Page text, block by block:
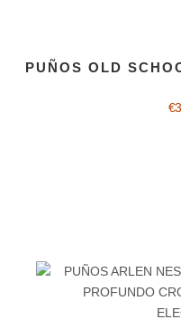
PUÑOS OLD
€